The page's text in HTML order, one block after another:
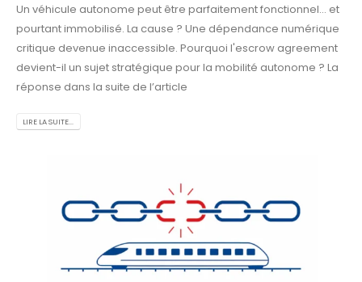
Un véhicule autonome peut être parfaitement fonctionnel… et
pourtant immobilisé. La cause ? Une dépendance numérique
critique devenue inaccessible. Pourquoi l'escrow agreement
devient-il un sujet stratégique pour la mobilité autonome ? La
réponse dans la suite de l’article
LIRE LA SUITE...